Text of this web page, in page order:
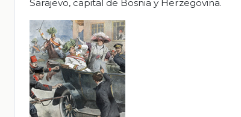
Sarajevo, capital de Bosnia y Herzegovina.